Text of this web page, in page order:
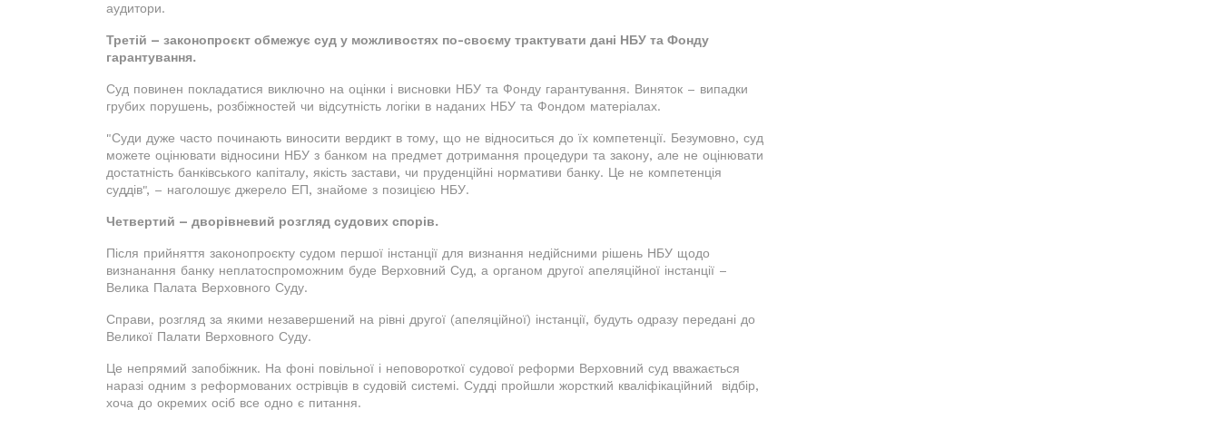
аудитори.
Третій – законопроєкт обмежує суд у можливостях по-своєму трактувати дані НБУ та Фонду
гарантування.
Суд повинен покладатися виключно на оцінки і висновки НБУ та Фонду гарантування. Виняток – випадки
грубих порушень, розбіжностей чи відсутність логіки в наданих НБУ та Фондом матеріалах.
"Суди дуже часто починають виносити вердикт в тому, що не відноситься до їх компетенції. Безумовно, суд
можете оцінювати відносини НБУ з банком на предмет дотримання процедури та закону, але не оцінювати
достатність банківського капіталу, якість застави, чи пруденційні нормативи банку. Це не компетенція
суддів", – наголошує джерело ЕП, знайоме з позицією НБУ.
Четвертий – дворівневий розгляд судових спорів.
Після прийняття законопроєкту судом першої інстанції для визнання недійсними рішень НБУ щодо
визнанання банку неплатоспроможним буде Верховний Суд, а органом другої апеляційної інстанції –
Велика Палата Верховного Суду.
Справи, розгляд за якими незавершений на рівні другої (апеляційної) інстанції, будуть одразу передані до
Великої Палати Верховного Суду.
Це непрямий запобіжник. На фоні повільної і неповороткої судової реформи Верховний суд вважається
наразі одним з реформованих острівців в судовій системі. Судді пройшли жорсткий кваліфікаційний відбір,
хоча до окремих осіб все одно є питання.